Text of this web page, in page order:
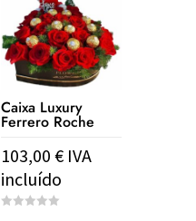
Caixa Luxury
Ferrero Roche
103,00€ IVA
incluído